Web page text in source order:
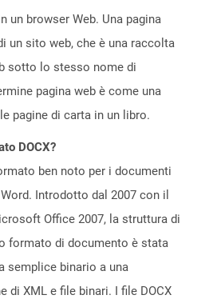
un browser Web. Una pagina
un sito web, che è una raccolta
sotto lo stesso nome di
pagina web è come una
pagine di carta in un libro.
DOCX?
ben noto per i documenti
Introdotto dal 2007 con il
Office 2007, la struttura di
formato di documento è stata
semplice binario a una
di XML e file binari. I file DOCX